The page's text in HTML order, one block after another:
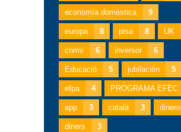
economía doméstica 9
europa 8 pisa 8 UK
cnmv 6 inversor 6
Educació 5 jubilación 5
efpa 4 PROGRAMA EFEC
app 3 català 3 dinero
diners 3